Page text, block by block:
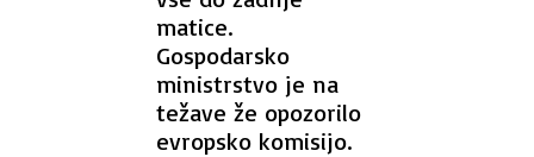
matice.
Gospodarsko
ministrstvo je na
težave že opozorilo
evropsko komisijo.